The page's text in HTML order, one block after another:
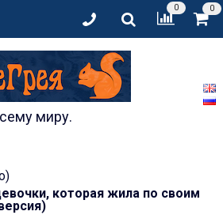
0 0
миру.
которая жила по своим